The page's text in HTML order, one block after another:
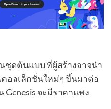
ชุดต้นแบบ ที่ผู้สร้างอาจนำ
อลเล็กชั่นใหม่ๆ ขึ้นมาต่อ
จะมีราคาแพง